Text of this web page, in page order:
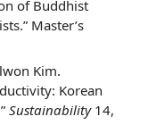
of Buddhist
Master’s
Kim.
Korean
Sustainability14,